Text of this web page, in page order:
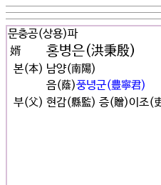
문충공(상용)파
婿
홍병은(洪秉殷)
본(本) 남양(南陽)
음(蔭)풍녕군(豊寧君)
부(父) 현감(縣監) 증(贈)이조(